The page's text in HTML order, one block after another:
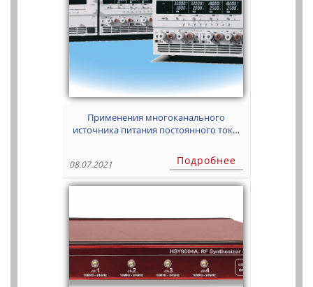
Применения многоканального
источника питания постоянного тока:
08.07.2021 Подробнее